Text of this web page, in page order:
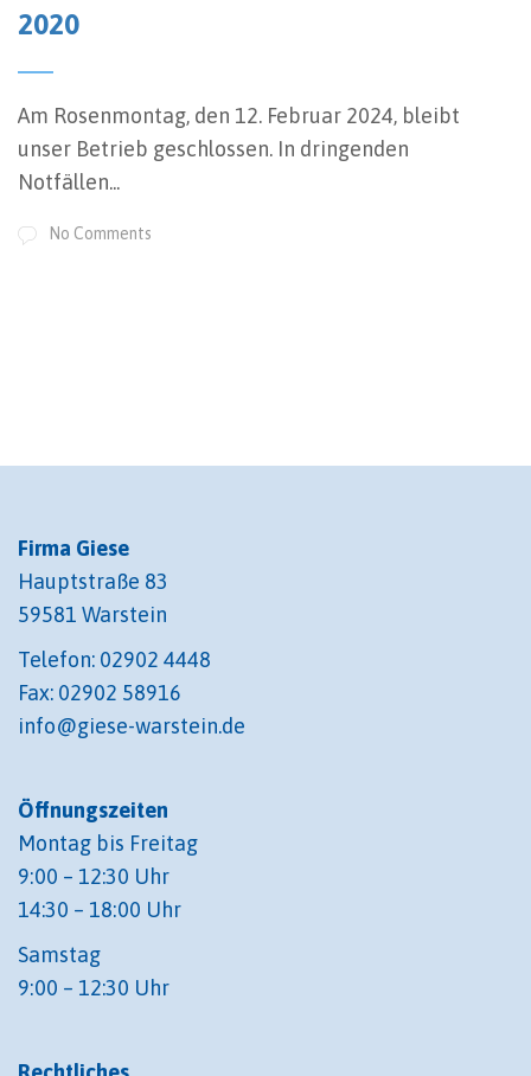
2020
Am Rosenmontag, den 12. Februar 2024, bleibt
unser Betrieb geschlossen. In dringenden
Notfällen...
No Comments
Firma Giese
Hauptstraße 83
59581 Warstein
Telefon: 02902 4448
Fax: 02902 58916
info@giese-warstein.de
Öffnungszeiten
Montag bis Freitag
9:00 – 12:30 Uhr
14:30 – 18:00 Uhr
Samstag
9:00 – 12:30 Uhr